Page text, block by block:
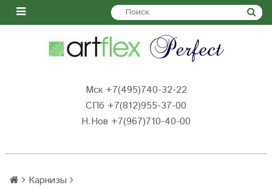
Мск +7(495)740-32-22
СПб +7(812)955-37-00
Н.Нов +7(967)710-40-00
Карнизы